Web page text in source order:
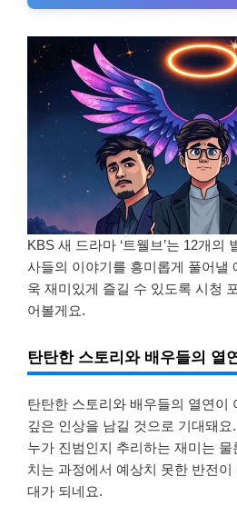
KBS 새 드라마 ‘트웰브’는 12개의
사들의 이야기를 흥미롭게 풀어낼
욱 재미있게 즐길 수 있도록 시청
어볼게요.
탄탄한 스토리와 배우들의 열
탄탄한 스토리와 배우들의 열연이
깊은 인상을 남길 것으로 기대돼
누가 진범인지 추리하는 재미는
치는 과정에서 예상치 못한 반전
대가 되네요.